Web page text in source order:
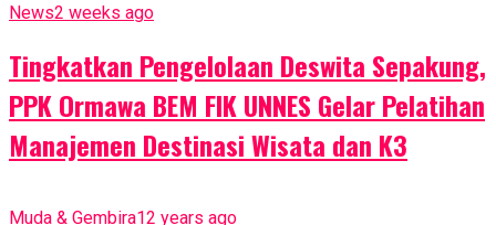
News2 weeks ago
Tingkatkan Pengelolaan Deswita Sepakung,
PPK Ormawa BEM FIK UNNES Gelar Pelatihan
Manajemen Destinasi Wisata dan K3
Muda & Gembira12 years ago